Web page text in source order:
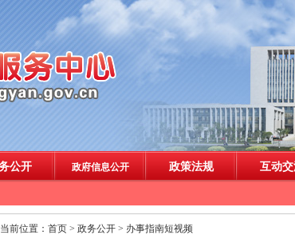
当前位置： 首页 > 政务公开 > 办事指南短视频